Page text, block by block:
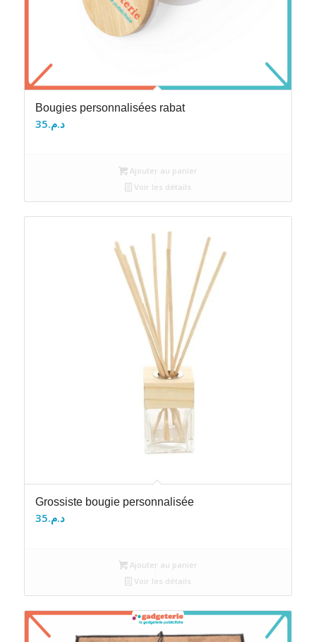
Bougies personnalisées rabat
د.م.35
Ajouter au panier
Voir les détails
Grossiste bougie personnalisée
د.م.35
Ajouter au panier
Voir les détails